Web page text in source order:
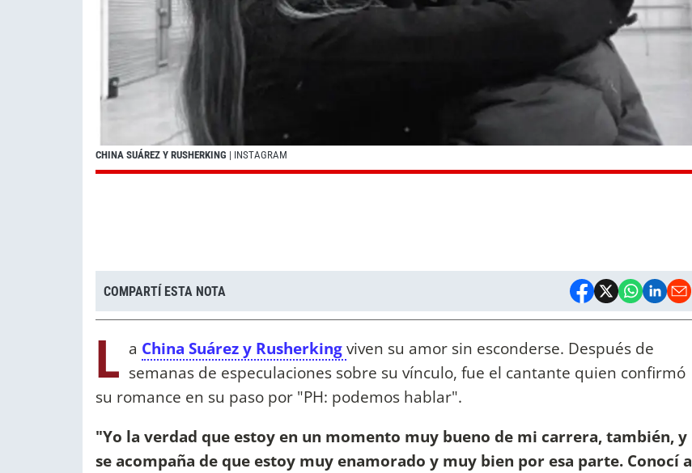
CHINA SUÁREZ Y RUSHERKING | INSTAGRAM
COMPARTÍ ESTA NOTA
L a China Suárez y Rusherkingviven su amor sin esconderse. Después de
semanas de especulaciones sobre su vínculo, fue el cantante quien confirmó
su romance en su paso por "PH: podemos hablar".
"Yo la verdad que estoy en un momento muy bueno de mi carrera, también, y
se acompaña de que estoy muy enamorado y muy bien por esa parte. Conocí a